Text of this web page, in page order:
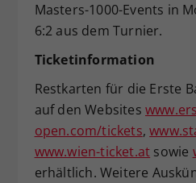
Masters-1000-Events in
6:2 aus dem Turnier.
Ticketinformation
Restkarten für die Erste
auf den Websites
open.com/tickets,
www.wien-ticket.at sowie
erhältlich. Weitere